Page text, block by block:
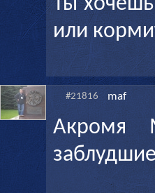
или
#21816 maf
Акромя